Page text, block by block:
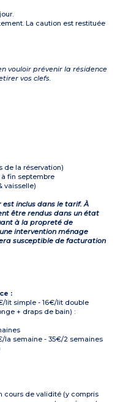
La caution est restituée
vouloir prévenir la résidence
vos clefs.
de la réservation)
à fin septembre
vaisselle)
est inclus dans le tarif. À
être rendus dans un état
à la propreté de
intervention ménage
susceptible de facturation
:
lit simple - 16€/lit double
+ draps de bain) :
la semaine - 35€/2 semaines
cours de validité (y compris